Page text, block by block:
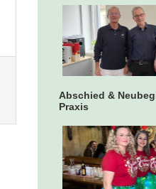
Abschied &
Praxis